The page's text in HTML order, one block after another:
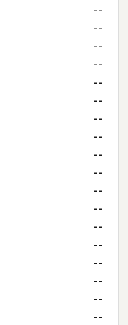
--
--
--
--
--
--
--
--
--
--
--
--
--
--
--
--
--
--